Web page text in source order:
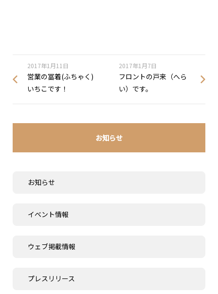
お知らせ
お知らせ
イベント情報
ウェブ掲載情報
プレスリリース
2017年1月11日
営業の冨着(ふちゃく)
いちこです！
2017年1月7日
フロントの戸来（へら
い）です。